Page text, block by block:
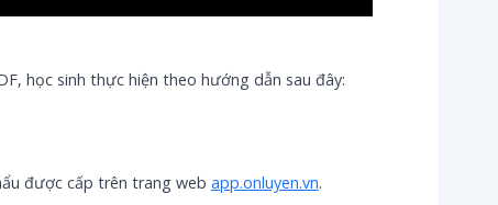
học sinh thực hiện theo hướng dẫn sau đây:
được cấp trên trang web app.onluyen.vn.